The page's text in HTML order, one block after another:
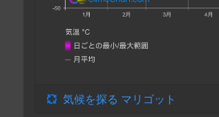
気候を探る マリゴット